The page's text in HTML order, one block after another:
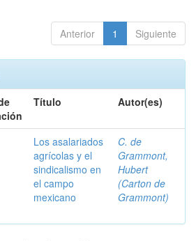
Anterior 1 Siguiente
Título Autor(es)
Los asalariados
agrícolas y el
sindicalismo en
el campo
mexicano
C. de
Grammont,
Hubert
(Carton de
Grammont)